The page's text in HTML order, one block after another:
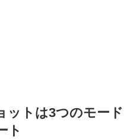
ットは3つのモード
ト